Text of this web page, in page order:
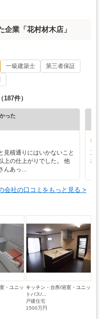
業「花村材木店」
一級建築士
第三者保証
（187件）
った
見積通りにはいかないこと
上の仕上がりでした。 他
んあっ…
工
な
会社の口コミをもっと見る >
・ユニッ キッチン・台所/浴室・ユニッ
トバス/...
戸建住宅
1500万円